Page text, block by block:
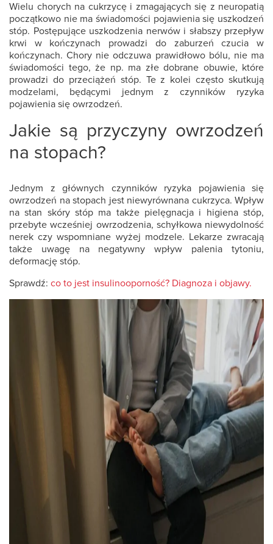
Wielu chorych na cukrzycę i zmagających się z neuropatią
początkowo nie ma świadomości pojawienia się uszkodzeń
stóp. Postępujące uszkodzenia nerwów i słabszy przepływ
krwi w kończynach prowadzi do zaburzeń czucia w
kończynach. Chory nie odczuwa prawidłowo bólu, nie ma
świadomości tego, że np. ma złe dobrane obuwie, które
prowadzi do przeciążeń stóp. Te z kolei często skutkują
modzelami, będącymi jednym z czynników ryzyka
pojawienia się owrzodzeń.
Jakie są przyczyny owrzodzeń
na stopach?
Jednym z głównych czynników ryzyka pojawienia się
owrzodzeń na stopach jest niewyrównana cukrzyca. Wpływ
na stan skóry stóp ma także pielęgnacja i higiena stóp,
przebyte wcześniej owrzodzenia, schyłkowa niewydolność
nerek czy wspomniane wyżej modzele. Lekarze zwracają
także uwagę na negatywny wpływ palenia tytoniu,
deformację stóp.
Sprawdź: co to jest insulinooporność? Diagnoza i objawy.